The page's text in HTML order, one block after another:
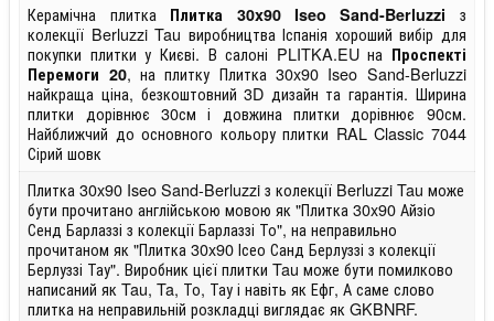
Керамічна плитка Плитка 30x90 Iseo Sand-Berluzzi з
колекції Berluzzi Tau виробництва Іспанія хороший вибір для
покупки плитки у Києві. В салоні PLITKA.EU на Проспекті
Перемоги 20, на плитку Плитка 30x90 Iseo Sand-Berluzzi
найкраща ціна, безкоштовний 3D дизайн та гарантія. Ширина
плитки дорівнює 30см і довжина плитки дорівнює 90см.
Найближчий до основного кольору плитки RAL Classic 7044
Сірий шовк
Плитка 30x90 Iseo Sand-Berluzzi з колекції Berluzzi Tau може
бути прочитано англійською мовою як "Плитка 30x90 Айзіо
Сенд Барлаззі з колекції Барлаззі То", на неправильно
прочитаном як "Плитка 30x90 Ісео Санд Берлуззі з колекції
Берлуззі Тау". Виробник цієї плитки Tau може бути помилково
написаний як Tau, Ta, То, Тау і навіть як Ефг, А саме слово
плитка на неправильній розкладці виглядає як GKBNRF.